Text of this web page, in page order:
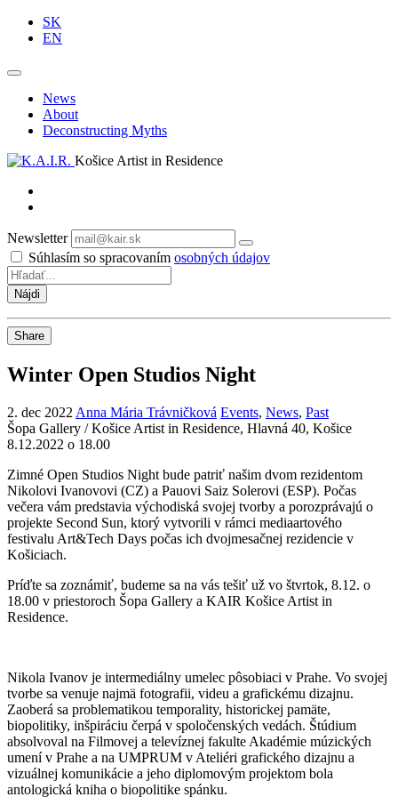
SK
EN
News
About
Deconstructing Myths
Košice Artist in Residence
Newsletter
Odoberať
Súhlasím so spracovaním osobných údajov
Share
Winter Open Studios Night
2. dec 2022 Anna Mária Trávničková Events, News, Past
Šopa Gallery / Košice Artist in Residence, Hlavná 40, Košice
8.12.2022 o 18.00
Zimné Open Studios Night bude patriť našim dvom rezidentom
Nikolovi Ivanovovi (CZ) a Pauovi Saiz Solerovi (ESP). Počas
večera vám predstavia východiská svojej tvorby a porozprávajú o
projekte Second Sun, ktorý vytvorili v rámci mediaartového
festivalu Art&Tech Days počas ich dvojmesačnej rezidencie v
Košiciach.
Príďte sa zoznámiť, budeme sa na vás tešiť už vo štvrtok, 8.12. o
18.00 v priestoroch Šopa Gallery a KAIR Košice Artist in
Residence.
Nikola Ivanov je intermediálny umelec pôsobiaci v Prahe. Vo svojej
tvorbe sa venuje najmä fotografii, videu a grafickému dizajnu.
Zaoberá sa problematikou temporality, historickej pamäte,
biopolitiky, inšpiráciu čerpá v spoločenských vedách. Štúdium
absolvoval na Filmovej a televíznej fakulte Akadémie múzických
umení v Prahe a na UMPRUM v Ateliéri grafického dizajnu a
vizuálnej komunikácie a jeho diplomovým projektom bola
antologická kniha o biopolitike spánku.